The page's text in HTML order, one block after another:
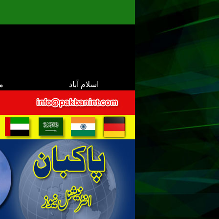
اسلام آباد